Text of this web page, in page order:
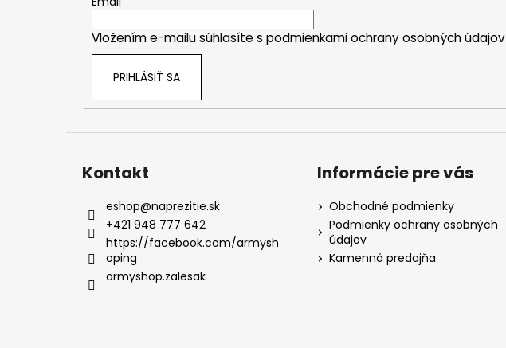
Vložením e-mailu súhlasíte s podmienkami ochrany osobných údajov
PRIHLÁSIŤ SA
Kontakt
eshop@naprezitie.sk
+421 948 777 642
https://facebook.com/armysh
oping
armyshop.zalesak
Informácie pre vás
Obchodné podmienky
Podmienky ochrany osobných
údajov
Kamenná predajňa